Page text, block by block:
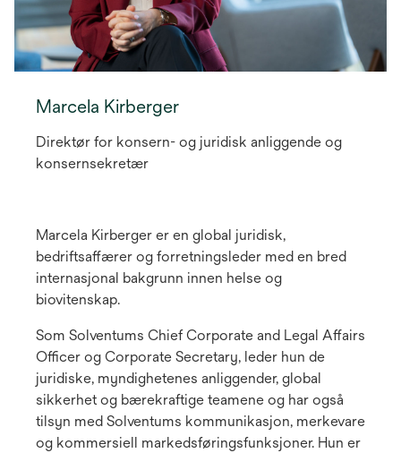
Marcela Kirberger
Direktør for konsern- og juridisk anliggende og
konsernsekretær
Marcela Kirberger er en global juridisk,
bedriftsaffærer og forretningsleder med en bred
internasjonal bakgrunn innen helse og
biovitenskap.
Som Solventums Chief Corporate and Legal Affairs
Officer og Corporate Secretary, leder hun de
juridiske, myndighetenes anliggender, global
sikkerhet og bærekraftige teamene og har også
tilsyn med Solventums kommunikasjon, merkevare
og kommersiell markedsføringsfunksjoner. Hun er